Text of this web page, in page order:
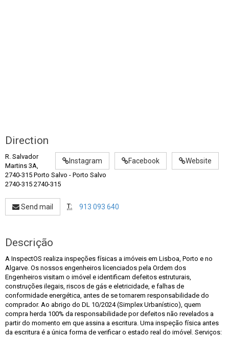
Direction
Website
Facebook
Instagram
R. Salvador
Martins 3A,
2740-315 Porto Salvo - Porto Salvo
2740-315 2740-315
Send mail T: 913 093 640
Descrição
A InspectOS realiza inspeções físicas a imóveis em Lisboa, Porto e no
Algarve. Os nossos engenheiros licenciados pela Ordem dos
Engenheiros visitam o imóvel e identificam defeitos estruturais,
construções ilegais, riscos de gás e eletricidade, e falhas de
conformidade energética, antes de se tornarem responsabilidade do
comprador. Ao abrigo do DL 10/2024 (Simplex Urbanístico), quem
compra herda 100% da responsabilidade por defeitos não revelados a
partir do momento em que assina a escritura. Uma inspeção física antes
da escritura é a única forma de verificar o estado real do imóvel. Serviços: